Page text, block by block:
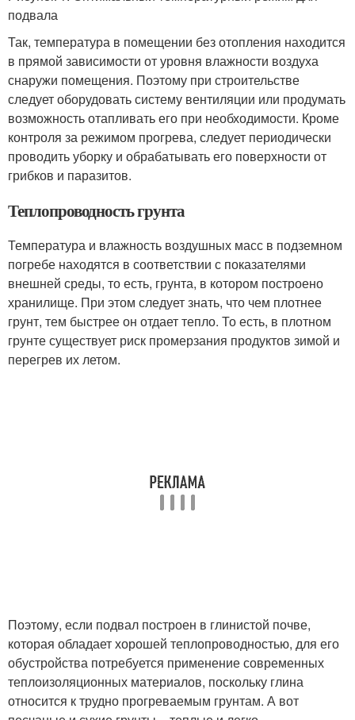
подвала
Так, температура в помещении без отопления находится
в прямой зависимости от уровня влажности воздуха
снаружи помещения. Поэтому при строительстве
следует оборудовать систему вентиляции или продумать
возможность отапливать его при необходимости. Кроме
контроля за режимом прогрева, следует периодически
проводить уборку и обрабатывать его поверхности от
грибков и паразитов.
Теплопроводность грунта
Температура и влажность воздушных масс в подземном
погребе находятся в соответствии с показателями
внешней среды, то есть, грунта, в котором построено
хранилище. При этом следует знать, что чем плотнее
грунт, тем быстрее он отдает тепло. То есть, в плотном
грунте существует риск промерзания продуктов зимой и
перегрев их летом.
Поэтому, если подвал построен в глинистой почве,
которая обладает хорошей теплопроводностью, для его
обустройства потребуется применение современных
теплоизоляционных материалов, поскольку глина
относится к трудно прогреваемым грунтам. А вот